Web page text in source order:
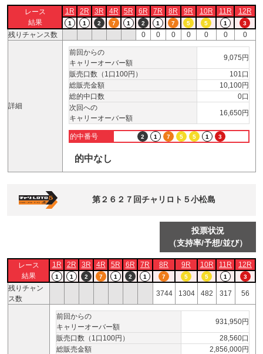
レース
結果
1R 2R 3R 4R 5R 6R 7R 8R 9R 10R 11R 12R
1 1 2 7 1 2 1 7 5 5 1 3
残りチャンス数 0 0 0 0 0 0 0
詳細
前回からの
キャリーオーバー額
9,075円
販売口数（1口100円）
101口
総販売金額
10,100円
総的中口数
0口
次回への
キャリーオーバー額
16,650円
的中番号 2 1 7 5 5 1 3
的中なし
第２６２７回チャリロト５小松島
投票状況
（支持率/予想/並び）
レース
結果
1R 2R 3R 4R 5R 6R 7R 8R 9R 10R 11R 12R
1 1 2 7 1 2 1 7 5 5 1 3
残りチャン
ス数
3744 1304 482 317 56
前回からの
キャリーオーバー額
931,950円
販売口数（1口100円）
28,560口
総販売金額
2,856,000円